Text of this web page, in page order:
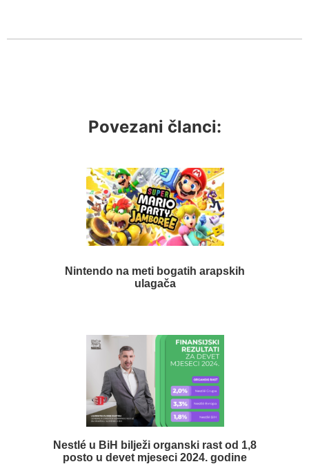
Povezani članci:
Nintendo na meti bogatih arapskih
ulagača
Nestlé u BiH bilježi organski rast od 1,8
posto u devet mjeseci 2024. godine